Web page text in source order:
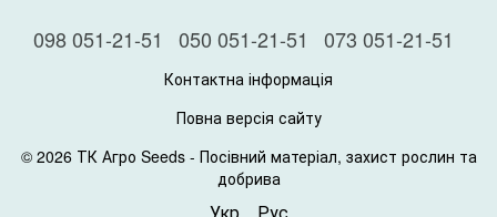
098 051-21-51 050 051-21-51 073 051-21-51
Контактна інформація
Повна версія сайту
© 2026 ТК Агро Seeds - Посівний матеріал, захист рослин та
добрива